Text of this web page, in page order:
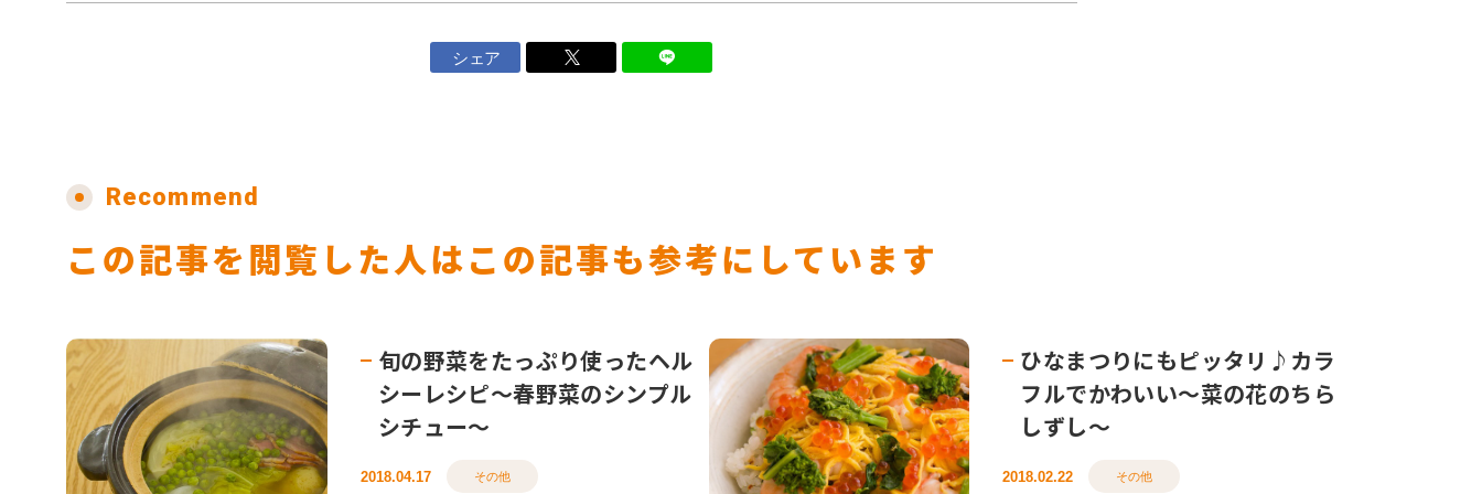
シェア
Recommend
この記事を閲覧した人はこの記事も参考にしています
旬の野菜をたっぷり使ったヘル
シーレシピ～春野菜のシンプル
シチュー～
2018.04.17 その他
ひなまつりにもピッタリ♪カラ
フルでかわいい～菜の花のちら
しずし～
2018.02.22 その他